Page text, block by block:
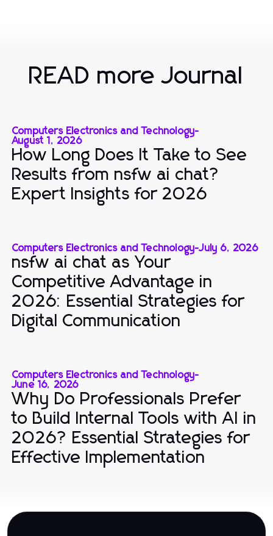
READ more Journal
Computers Electronics and Technology-
August 1, 2026
How Long Does It Take to See
Results from nsfw ai chat?
Expert Insights for 2026
Computers Electronics and Technology-July 6, 2026
nsfw ai chat as Your
Competitive Advantage in
2026: Essential Strategies for
Digital Communication
Computers Electronics and Technology-
June 16, 2026
Why Do Professionals Prefer
to Build Internal Tools with AI in
2026? Essential Strategies for
Effective Implementation